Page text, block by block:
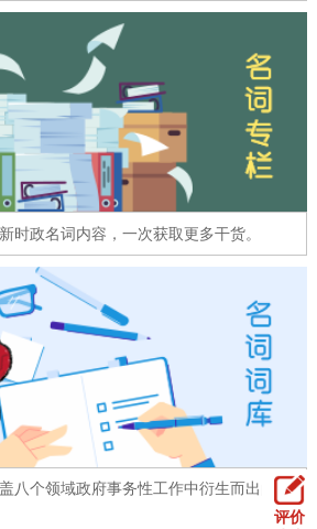
十六区概览 人文北京
图说北京 视频北京
한국어
FRANÇAIS РУССКИЙ ЯЗЫК
العربية PORTUGUÊS
政名词内容，一次获取更多干货。
个领域政府事务性工作中衍生而出的名
评价